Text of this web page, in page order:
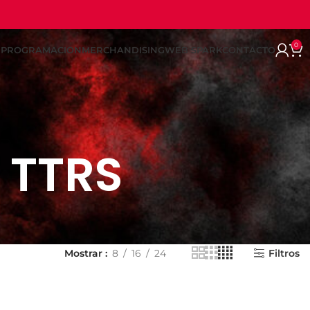
MERCHANDISINGWEB SPARK CONTACTO 0
Mostrar 8 16 24 Filtros